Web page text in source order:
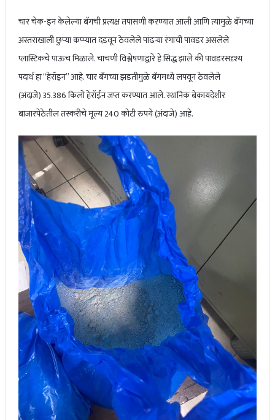
चार चेक-इन केलेल्या बॅगची प्रत्यक्ष तपासणी करण्यात आली आणि त्यामुळे बॅगच्या
अस्तराखाली छुप्या कप्प्यात दडवून ठेवलेले पांढऱ्या रंगाची पावडर असलेले
प्लास्टिकचे पाऊच मिळाले. चाचणी विश्लेषणाद्वारे हे सिद्ध झाले की पावडरसदृश्य
पदार्थ हा “हेरॉइन” आहे. चार बॅगच्या झडतीमुळे बॅगमध्ये लपवून ठेवलेले
(अंदाजे) 35.386 किलो हेरॉईन जप्त करण्यात आले. स्थानिक बेकायदेशीर
बाजारपेठेतील तस्करीचे मूल्य 240 कोटी रुपये (अंदाजे) आहे.